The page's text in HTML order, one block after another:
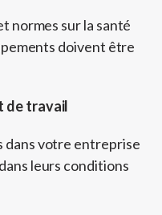
normes sur la santé
doivent être
de travail
votre entreprise
leurs conditions